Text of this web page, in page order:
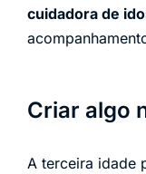
cuidadora de
Criar algo
A terceira idade